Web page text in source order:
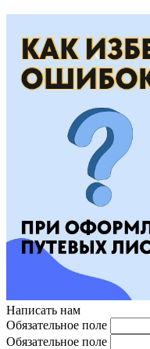
Написать нам
Обязательное поле
Обязательное поле